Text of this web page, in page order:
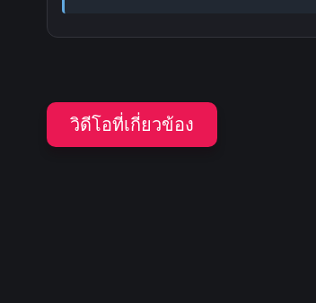
วิดีโอที่เกี่ยวข้อง